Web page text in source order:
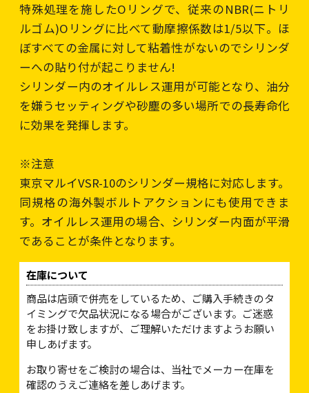
特殊処理を施したOリングで、従来のNBR(ニトリ
ルゴム)Oリングに比べて動摩擦係数は1/5以下。ほ
ぼすべての金属に対して粘着性がないのでシリンダ
ーへの貼り付が起こりません!
シリンダー内のオイルレス運用が可能となり、油分
を嫌うセッティングや砂塵の多い場所での長寿命化
に効果を発揮します。
※注意
東京マルイVSR-10のシリンダー規格に対応します。
同規格の海外製ボルトアクションにも使用できま
す。オイルレス運用の場合、シリンダー内面が平滑
であることが条件となります。
在庫について
商品は店頭で併売をしているため、ご購入手続きのタ
イミングで欠品状況になる場合がございます。ご迷惑
をお掛け致しますが、ご理解いただけますようお願い
申しあげます。
お取り寄せをご検討の場合は、当社でメーカー在庫を
確認のうえご連絡を差しあげます。